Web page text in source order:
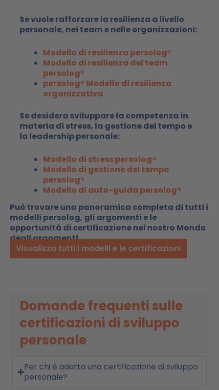
Se vuole rafforzare la resilienza a livello
personale, nei team e nelle organizzazioni:
Modello di resilienza persolog®
Modello di resilienza del team
persolog®
persolog® Modello di resilienza
organizzativa
Se desidera sviluppare la competenza in
materia di stress, la gestione del tempo e
la leadership personale:
Modello di stress persolog®
Modello di gestione del tempo
persolog®
Modello di auto-guida persolog®
Può trovare una panoramica completa di tutti i
modelli persolog, gli argomenti e le
opportunità di certificazione nel nostro Mondo
degli argomenti.
Visualizza tutti i modelli e le certificazioni
Domande frequenti sulle
certificazioni di sviluppo
personale
Per chi è adatta una certificazione di sviluppo
personale?